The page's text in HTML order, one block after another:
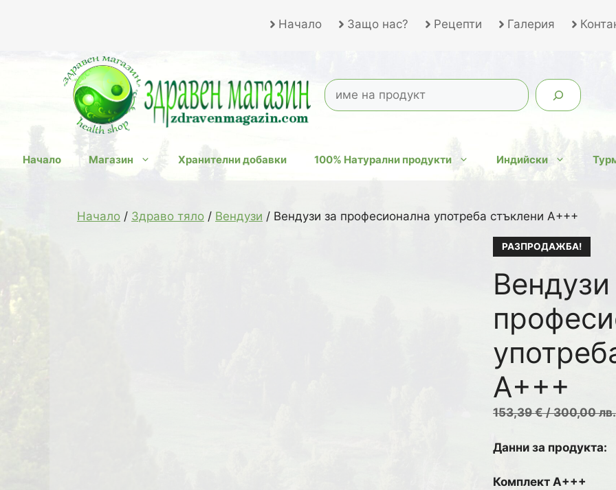
Начало Защо нас? Рецепти Галерия
Начало Магазин Хранителни добавки 100% Натурални продукти Индийски
Начало / Здраво тяло / Вендузи / Вендузи за професионална употреба стъклени А+++
РАЗПРОДАЖБА!
Вендузи
А+++
153,39€/ 300,00 лв.
Данни за продукта:
Комплект А+++